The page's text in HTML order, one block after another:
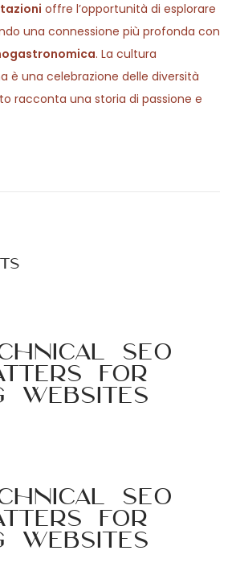
offre l’opportunità di esplorare
una connessione più profonda con
. La cultura
è una celebrazione delle diversità
racconta una storia di passione e
SEO
for
Websites
SEO
for
Websites